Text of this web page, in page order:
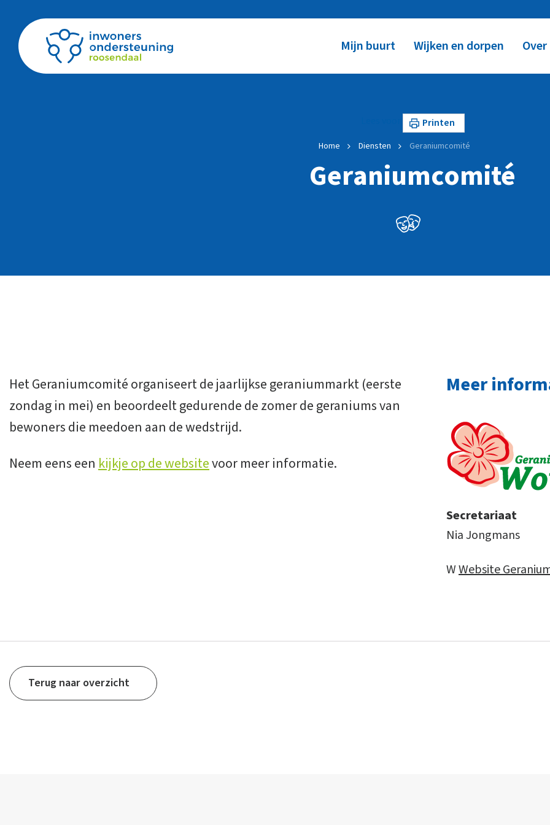
Mijn buurt Wijken en dorpen
Printen
Home Diensten Geraniumcomité
Geraniumcomité
Het Geraniumcomité organiseert de jaarlijkse geraniummarkt (eerste
zondag in mei) en beoordeelt gedurende de zomer de geraniums van
bewoners die meedoen aan de wedstrijd.
Neem eens een kijkje op de websitevoor meer informatie.
Meer
Secretariaat
Nia Jongmans
WWebsite
Terug naar overzicht